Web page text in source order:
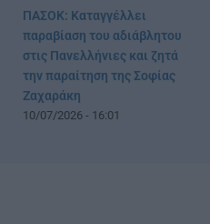
ΠΑΣΟΚ: Καταγγέλλει
παραβίαση του αδιάβλητου
στις Πανελλήνιες και ζητά
την παραίτηση της Σοφίας
Ζαχαράκη
10/07/2026 - 16:01